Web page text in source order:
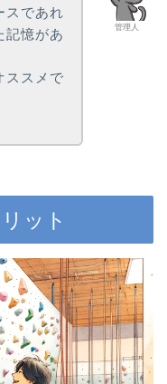
管理人
スであれ
記憶があ
ススメで
ット